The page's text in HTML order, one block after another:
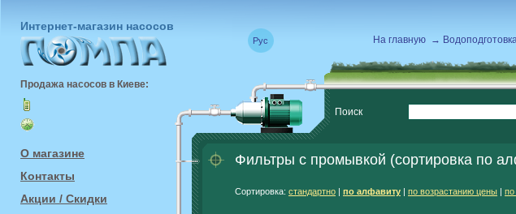
Интернет-магазин насосов
Продажа насосов в Киеве:
О магазине
Контакты
Акции / Скидки
Рус На главную →
Поиск
Фильтры с промывкой (сортировка по
Сортировка: стандартно | по алфавиту | по возрастанию цены |